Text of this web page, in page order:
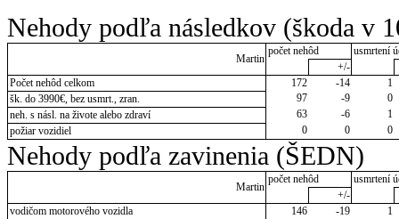
Nehody podľa následkov (škoda v
Martin
počet nehôd
usmrtení
+/-
Počet nehôd celkom
172 -14
1
šk. do 3990€, bez usmrt., zran.
97 -9
0
neh. s násl. na živote alebo zdraví
63 -6
1
požiar vozidiel
0 0 0
Nehody podľa zavinenia (ŠEDN)
Martin
počet nehôd
usmrtení
+/-
vodičom motorového vozidla
146 -19
1